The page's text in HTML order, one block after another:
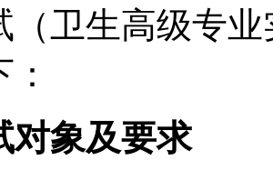
（卫生高级专
对象及要求